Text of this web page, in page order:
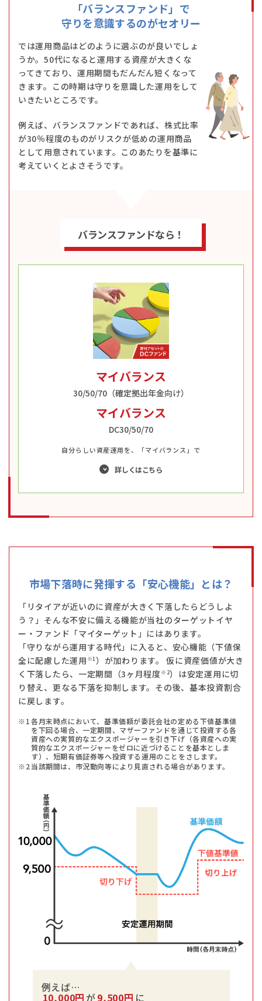
「バランスファンド」で
守りを意識するのがセオリー
では運用商品はどのように選ぶのが良いでしょ
うか。50代になると運用する資産が大きくな
ってきており、運用期間もだんだん短くなって
きます。この時期は守りを意識した運用をして
いきたいところです。
例えば、バランスファンドであれば、株式比率
が30％程度のものがリスクが低めの運用商品
として用意されています。このあたりを基準に
考えていくとよさそうです。
バランスファンドなら！
マイバランス
30/50/70（確定拠出年金向け）
マイバランス
DC30/50/70
自分らしい資産運用を、「マイバランス」で
詳しくはこちら
市場下落時に発揮する 「安心機能」とは？
「リタイアが近いのに資産が大きく下落したらどうしよ
う？」そんな不安に備える機能が当社のターゲットイヤ
ー・ファンド「マイターゲット」にはあります。
「守りながら運用する時代」に入ると、安心機能（下値保
全に配慮した運用 ※1）が加わります。 仮に資産価値が大き
く下落したら、一定期間（3ヶ月程度※2）は安定運用に切
り替え、更なる下落を抑制します。その後、基本投資割合
に戻します。
各月末時点において、基準価額が委託会社の定める下値基準値
を下回る場合、一定期間、マザーファンドを通じて投資する各
資産への実質的なエクスポージャーを引き下げ（各資産への実
質的なエクスポージャーをゼロに近づけることを基本としま
す）、短期有価証券等へ投資する運用のことをさします。
当該期間は、市況動向等により見直される場合があります。
例えば…
10,000円が9,500円 に